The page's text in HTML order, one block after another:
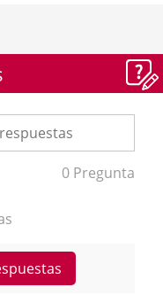
0 Pregunta